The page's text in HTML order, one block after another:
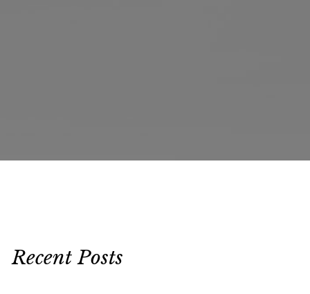
Recent Posts